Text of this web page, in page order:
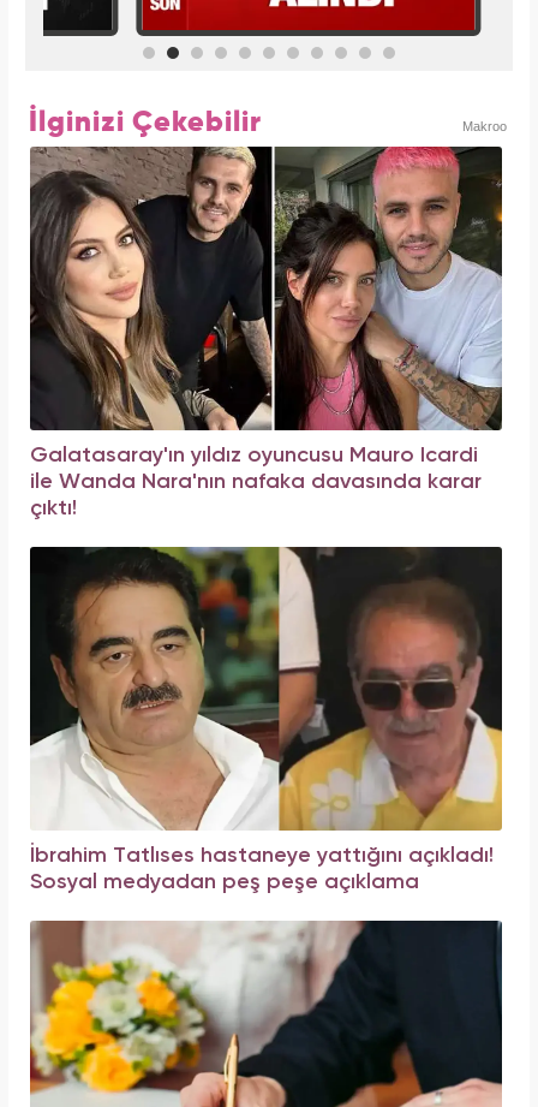
İlginizi Çekebilir Makroo
Galatasaray'ın yıldız oyuncusu Mauro Icardi
ile Wanda Nara'nın nafaka davasında karar
çıktı!
İbrahim Tatlıses hastaneye yattığını açıkladı!
Sosyal medyadan peş peşe açıklama